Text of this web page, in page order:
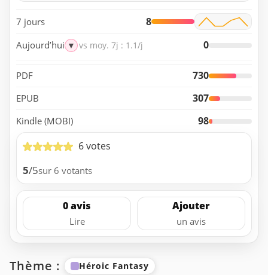
7 jours 8
Aujourd’hui ▼ vs moy. 7j : 1.1/j 0
PDF 730
EPUB 307
Kindle (MOBI)
98
6 votes
5/5sur 6 votants
0 avis
Lire
Ajouter
un avis
Thème : Héroic Fantasy